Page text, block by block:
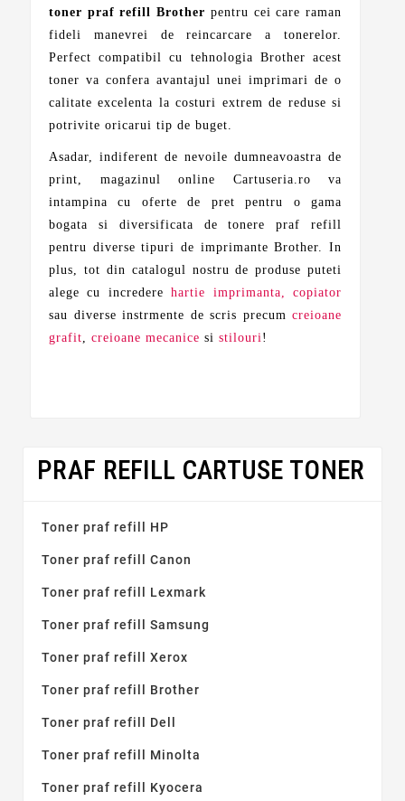
toner praf refill Brother pentru cei care raman
fideli manevrei de reincarcare a tonerelor.
Perfect compatibil cu tehnologia Brother acest
toner va confera avantajul unei imprimari de o
calitate excelenta la costuri extrem de reduse si
potrivite oricarui tip de buget.
Asadar, indiferent de nevoile dumneavoastra de
print, magazinul online Cartuseria.ro va
intampina cu oferte de pret pentru o gama
bogata si diversificata de tonere praf refill
pentru diverse tipuri de imprimante Brother. In
plus, tot din catalogul nostru de produse puteti
alege cu increderehartie imprimanta, copiator
sau diverse instrmente de scris precumcreioane
grafit
creioane mecanice si stilouri !
PRAF REFILL CARTUSE TONER
Toner praf refill HP
Toner praf refill Canon
Toner praf refill Lexmark
Toner praf refill Samsung
Toner praf refill Xerox
Toner praf refill Brother
Toner praf refill Dell
Toner praf refill Minolta
Toner praf refill Kyocera